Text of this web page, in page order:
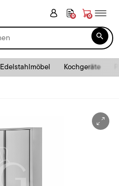
0 0

Edelstahlmöbel Kochgeräte